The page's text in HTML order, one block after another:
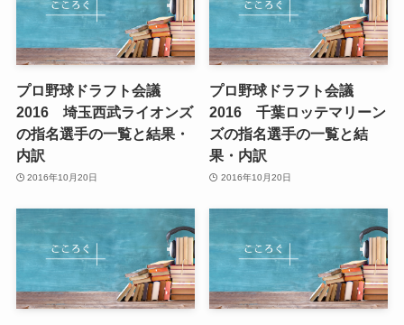
プロ野球ドラフト会議
2016 埼玉西武ライオンズ
の指名選手の一覧と結果・
内訳
2016年10月20日
プロ野球ドラフト会議
2016 千葉ロッテマリーン
ズの指名選手の一覧と結
果・内訳
2016年10月20日